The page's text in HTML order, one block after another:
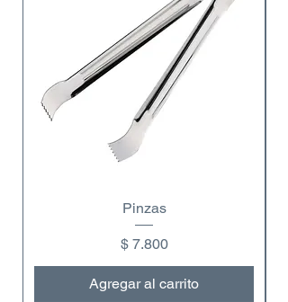
Pinzas
Precio
$ 7.800
Agregar al carrito